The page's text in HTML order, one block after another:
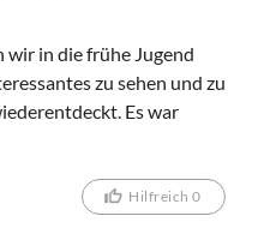
wir in die frühe Jugend
zu sehen und zu
Es war
Hilfreich 0